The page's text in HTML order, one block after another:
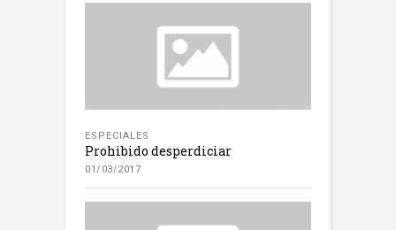
ESPECIALES
Prohibido desperdiciar
01/03/2017